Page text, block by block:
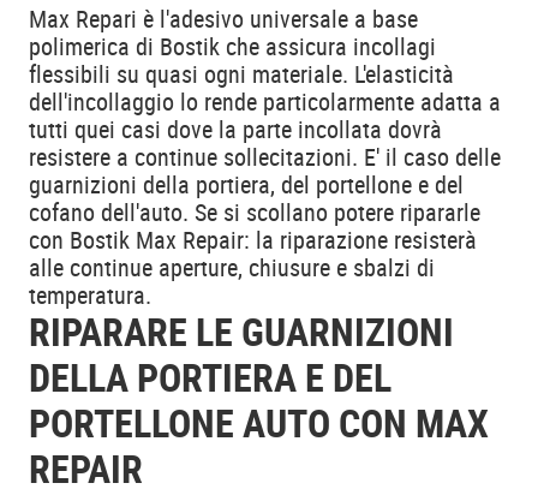
Max Repari è l'adesivo universale a base
polimerica di Bostik che assicura incollagi
flessibili su quasi ogni materiale. L'elasticità
dell'incollaggio lo rende particolarmente adatta a
tutti quei casi dove la parte incollata dovrà
resistere a continue sollecitazioni. E' il caso delle
guarnizioni della portiera, del portellone e del
cofano dell'auto. Se si scollano potere ripararle
con Bostik Max Repair: la riparazione resisterà
alle continue aperture, chiusure e sbalzi di
temperatura.
RIPARARE LE GUARNIZIONI
DELLA PORTIERA E DEL
PORTELLONE AUTO CON MAX
REPAIR